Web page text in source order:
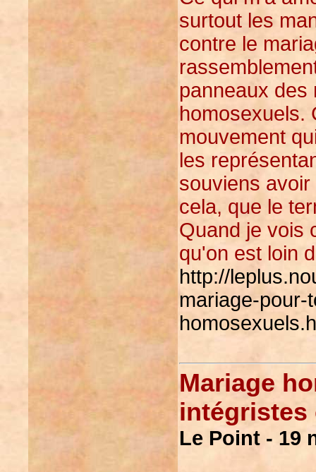
surtout les
contre le
panneaux des
homosexuels.
mouvement
les
souviens
cela, que le
Quand je vois
qu'on est loin
http://
mariage-pour-
Mariage
intégristes
Le Point - 19